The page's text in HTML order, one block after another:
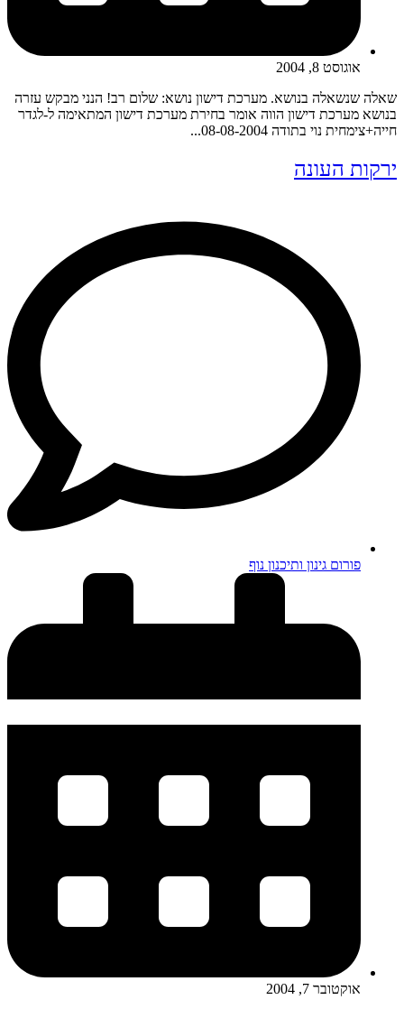
אוגוסט 8, 2004
שאלה שנשאלה בנושא. מערכת דישון נושא: שלום רב! הנני מבקש עזרה
בנושא מערכת דישון הווה אומר בחירת מערכת דישון המתאימה ל-לגדר
חייה+צימחית נוי בתודה 08-08-2004...
ירקות העונה
פורום גינון ותיכנון נוף
אוקטובר 7, 2004